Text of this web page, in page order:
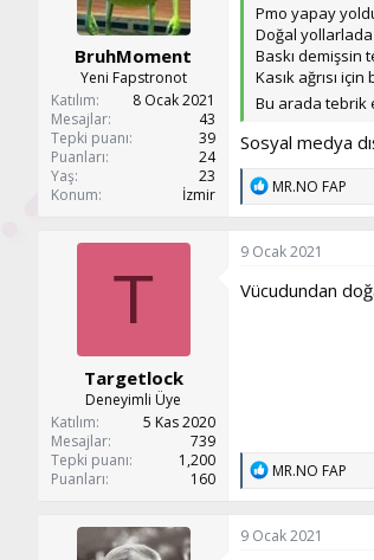
:
BruhMoment
Yeni Fapstronot
Katılım
8 Ocak 2021
Mesajlar
43
Tepki puanı
39
Puanları
24
Yaş
23
Konum
İzmir
Pmo yapay
Doğal
Baskı demişsin
Kasık ağrısı
Bu arada tebrik
Sosyal medya
T
p
i
e
MR.NO FAP
T
Targetlock
Deneyimli Üye
Katılım
5 Kas 2020
Mesajlar
739
Tepki puanı
1,200
Puanları
160
9 Ocak 2021
Vücudundan
T
p
i
MR.NO FAP
9 Ocak 2021